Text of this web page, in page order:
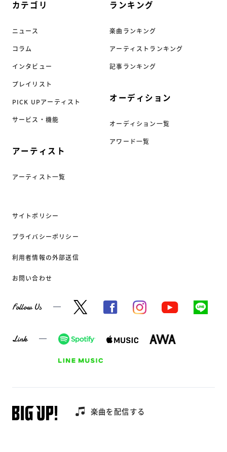
カテゴリ
ニュース
コラム
インタビュー
プレイリスト
PICK UPアーティスト
サービス・機能
アーティスト
アーティスト一覧
ランキング
楽曲ランキング
アーティストランキング
記事ランキング
オーディション
オーディション一覧
アワード一覧
サイトポリシー
プライバシーポリシー
利用者情報の外部送信
お問い合わせ
Follow Us
Link
楽曲を配信する